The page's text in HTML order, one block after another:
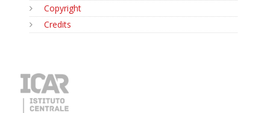
Copyright
Credits